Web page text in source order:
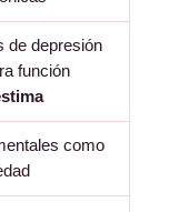
de depresión
función
como